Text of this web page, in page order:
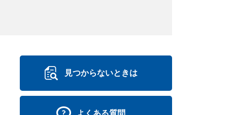
見つからないときは